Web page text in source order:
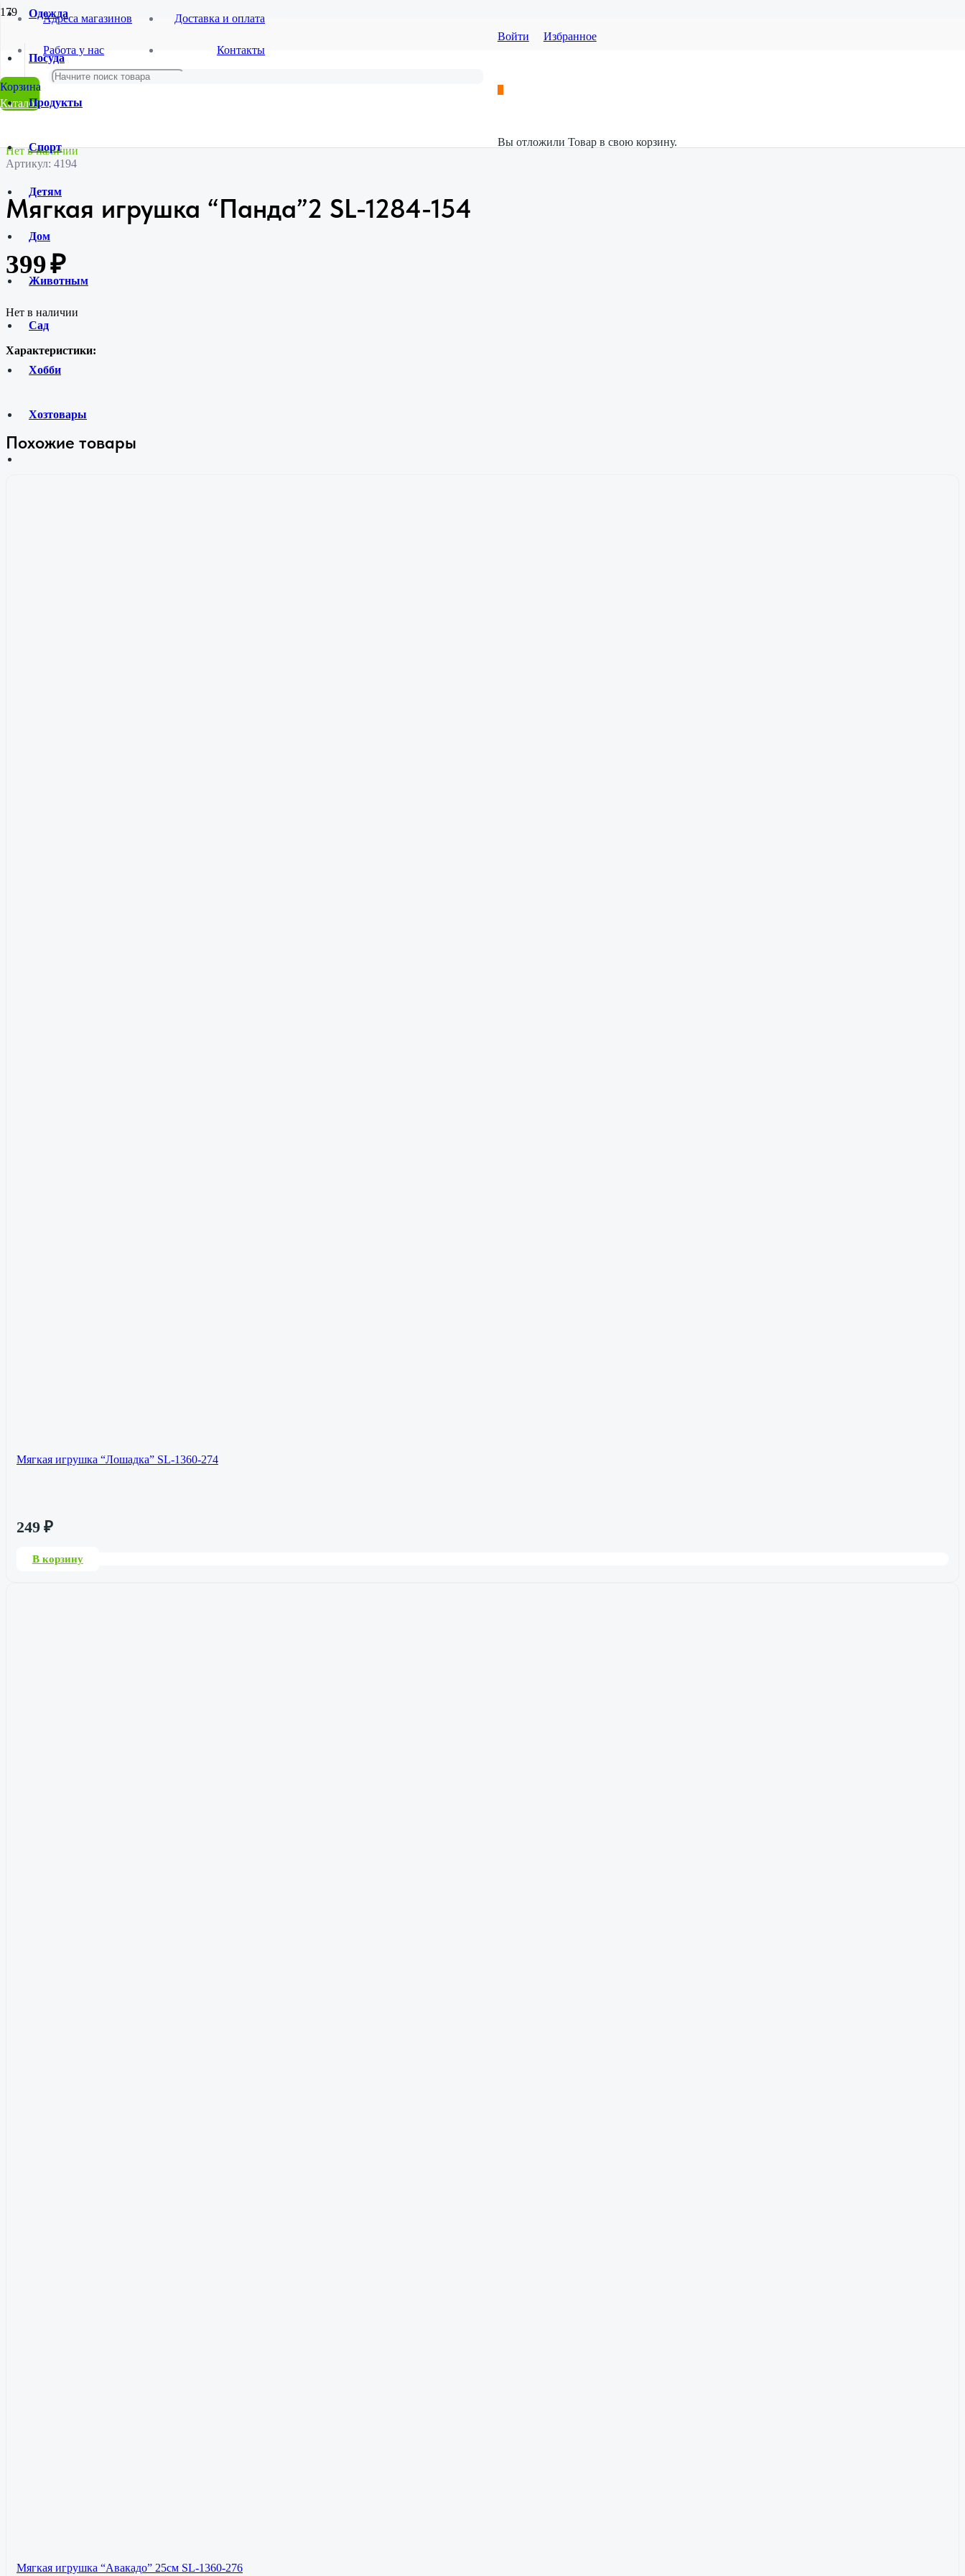
Адреса магазинов
Работа у нас
Доставка и оплата
Контакты
Каталог
Войти Избранное
Вы отложили Товарв свою корзину.
Одежда
Посуда
Продукты
Спорт
Детям
Дом
Животным
Сад
Хобби
Хозтовары
Главная
Магазин
Товары для детей
Мягкие игрушки
Мягкая игрушка “Панда”2 SL-1284-154
Нет в наличии
Артикул: 4194
Мягкая игрушка “Панда”2 SL-1284-154
399₽
Нет в наличии
Характеристики:
Похожие товары
Мягкая игрушка “Лошадка” SL-1360-274
249 ₽
В корзину
Мягкая игрушка “Авакадо” 25см SL-1360-276